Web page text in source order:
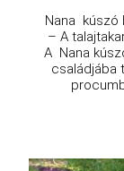
Nana kúszó
– A
A Nana
családjába